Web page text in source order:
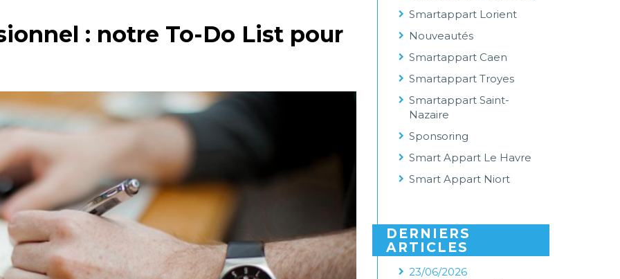
: notre To-Do List pour
Smartappart Lorient
Nouveautés
Smartappart Caen
Smartappart Troyes
Smartappart Saint-
Nazaire
Sponsoring
Smart Appart Le Havre
Smart Appart Niort
DERNIERS
ARTICLES
23/06/2026